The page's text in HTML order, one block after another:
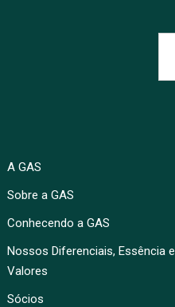
A GAS
Sobre a GAS
Conhecendo a GAS
Nossos Diferenciais, Essência e
Valores
Sócios